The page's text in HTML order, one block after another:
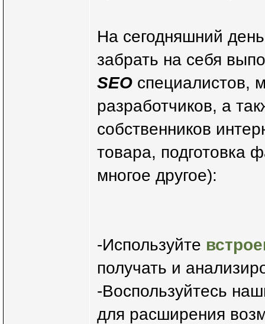
На сегодняшний
забрать на себя
SEO специалистов,
разработчиков, а
собственников
товара, подготовка
многое другое):
-Используйте
получать и
-Воспользуйтесь
для расширения